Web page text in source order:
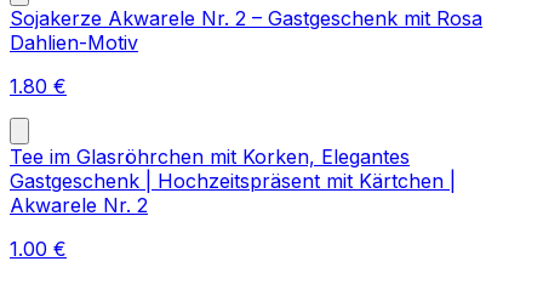
Sojakerze Akwarele Nr. 2 – Gastgeschenk mit Rosa
Dahlien-Motiv
1.80 €
Tee im Glasröhrchen mit Korken, Elegantes
Gastgeschenk | Hochzeitspräsent mit Kärtchen |
Akwarele Nr. 2
1.00 €